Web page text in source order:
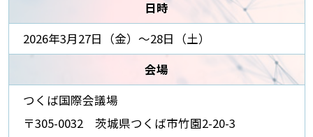
日時
2026年3月27日（金）～28日（土）
会場
つくば国際会議場
〒305-0032 茨城県つくば市竹園2-20-3